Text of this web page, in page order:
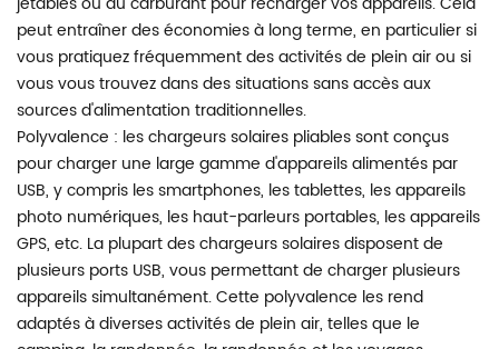
peut entraîner des économies à long terme, en particulier si
vous pratiquez fréquemment des activités de plein air ou si
vous vous trouvez dans des situations sans accès aux
sources d'alimentation traditionnelles.
Polyvalence : les chargeurs solaires pliables sont conçus
pour charger une large gamme d'appareils alimentés par
USB, y compris les smartphones, les tablettes, les appareils
photo numériques, les haut-parleurs portables, les appareils
GPS, etc. La plupart des chargeurs solaires disposent de
plusieurs ports USB, vous permettant de charger plusieurs
appareils simultanément. Cette polyvalence les rend
adaptés à diverses activités de plein air, telles que le